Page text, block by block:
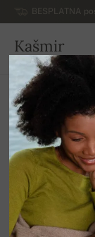
BESPLATNA
Kašmir
SRBIJA
Početna
Ženske haljine i